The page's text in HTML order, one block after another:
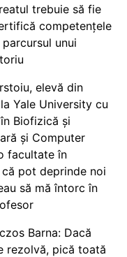
trebuie să fie
competențele
unui
elevă din
Yale University cu
Biofizică și
și Computer
facultate în
pot deprinde noi
să mă întorc în
Barna: Dacă
rezolvă, pică toată